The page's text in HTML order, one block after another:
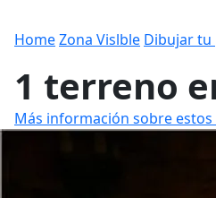
HomeZona Vislble Dibujar tu
1 terreno
Más información sobre